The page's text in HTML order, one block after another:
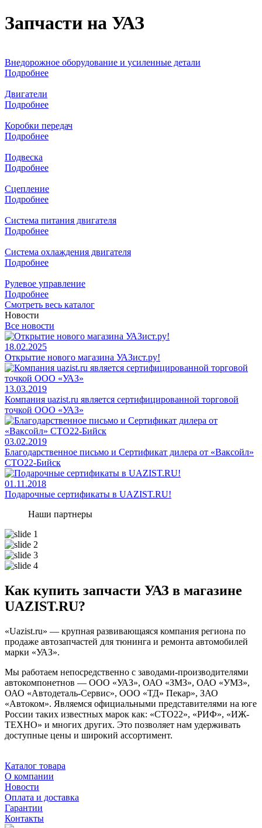
Запчасти на УАЗ
Внедорожное оборудование и усиленные детали
Подробнее
Двигатели
Подробнее
Коробки передач
Подробнее
Подвеска
Подробнее
Сцепление
Подробнее
Система питания двигателя
Подробнее
Система охлаждения двигателя
Подробнее
Рулевое управление
Подробнее
Смотреть весь каталог
Новости
Все новости
18.02.2025
Открытие нового магазина УАЗист.ру!
13.03.2019
Компания uazist.ru является сертифицированной торговой
точкой ООО «УАЗ»
03.02.2019
Благодарственное письмо и Сертификат дилера от «Ваксойл»
СТО22-Бийск
01.11.2018
Подарочные сертификаты в UAZIST.RU!
Наши партнеры
Как купить запчасти УАЗ в магазине
UAZIST.RU?
«Uazist.ru» — крупная развивающаяся компания региона по
продаже автозапчастей для тюнинга и ремонта автомобилей
марки «УАЗ».
Мы работаем непосредственно с заводами-производителями
автокомпонетнов — ООО «УАЗ», ОАО «ЗМЗ», ОАО «УМЗ»,
ОАО «Автодеталь-Сервис», ООО «ТД» Пекар», ЗАО
«Автоком». Являемся официальными представителями на юге
России таких известных марок как: «СТО22», «РИФ», «ИЖ-
ТЕХНО» и многих других. Это позволяет нам удерживать
доступные цены и широкий ассортимент.
Каталог товара
О компании
Новости
Оплата и доставка
Гарантии
Контакты